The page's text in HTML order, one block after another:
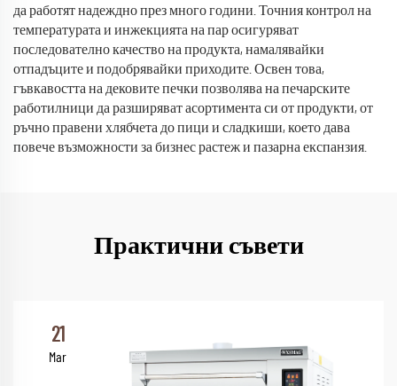
да работят надеждно през много години. Точния контрол на
температурата и инжекцията на пар осигуряват
последователно качество на продукта, намалявайки
отпадъците и подобрявайки приходите. Освен това,
гъвкавостта на дековите печки позволява на печарските
работилници да разширяват асортимента си от продукти, от
ръчно правени хлябчета до пици и сладкиши, което дава
повече възможности за бизнес растеж и пазарна експанзия.
Практични съвети
21
Mar